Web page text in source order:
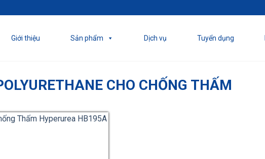
Giới thiệu Sản phẩm Dịch vụ Tuyển dụng
CHO CHỐNG THẤM